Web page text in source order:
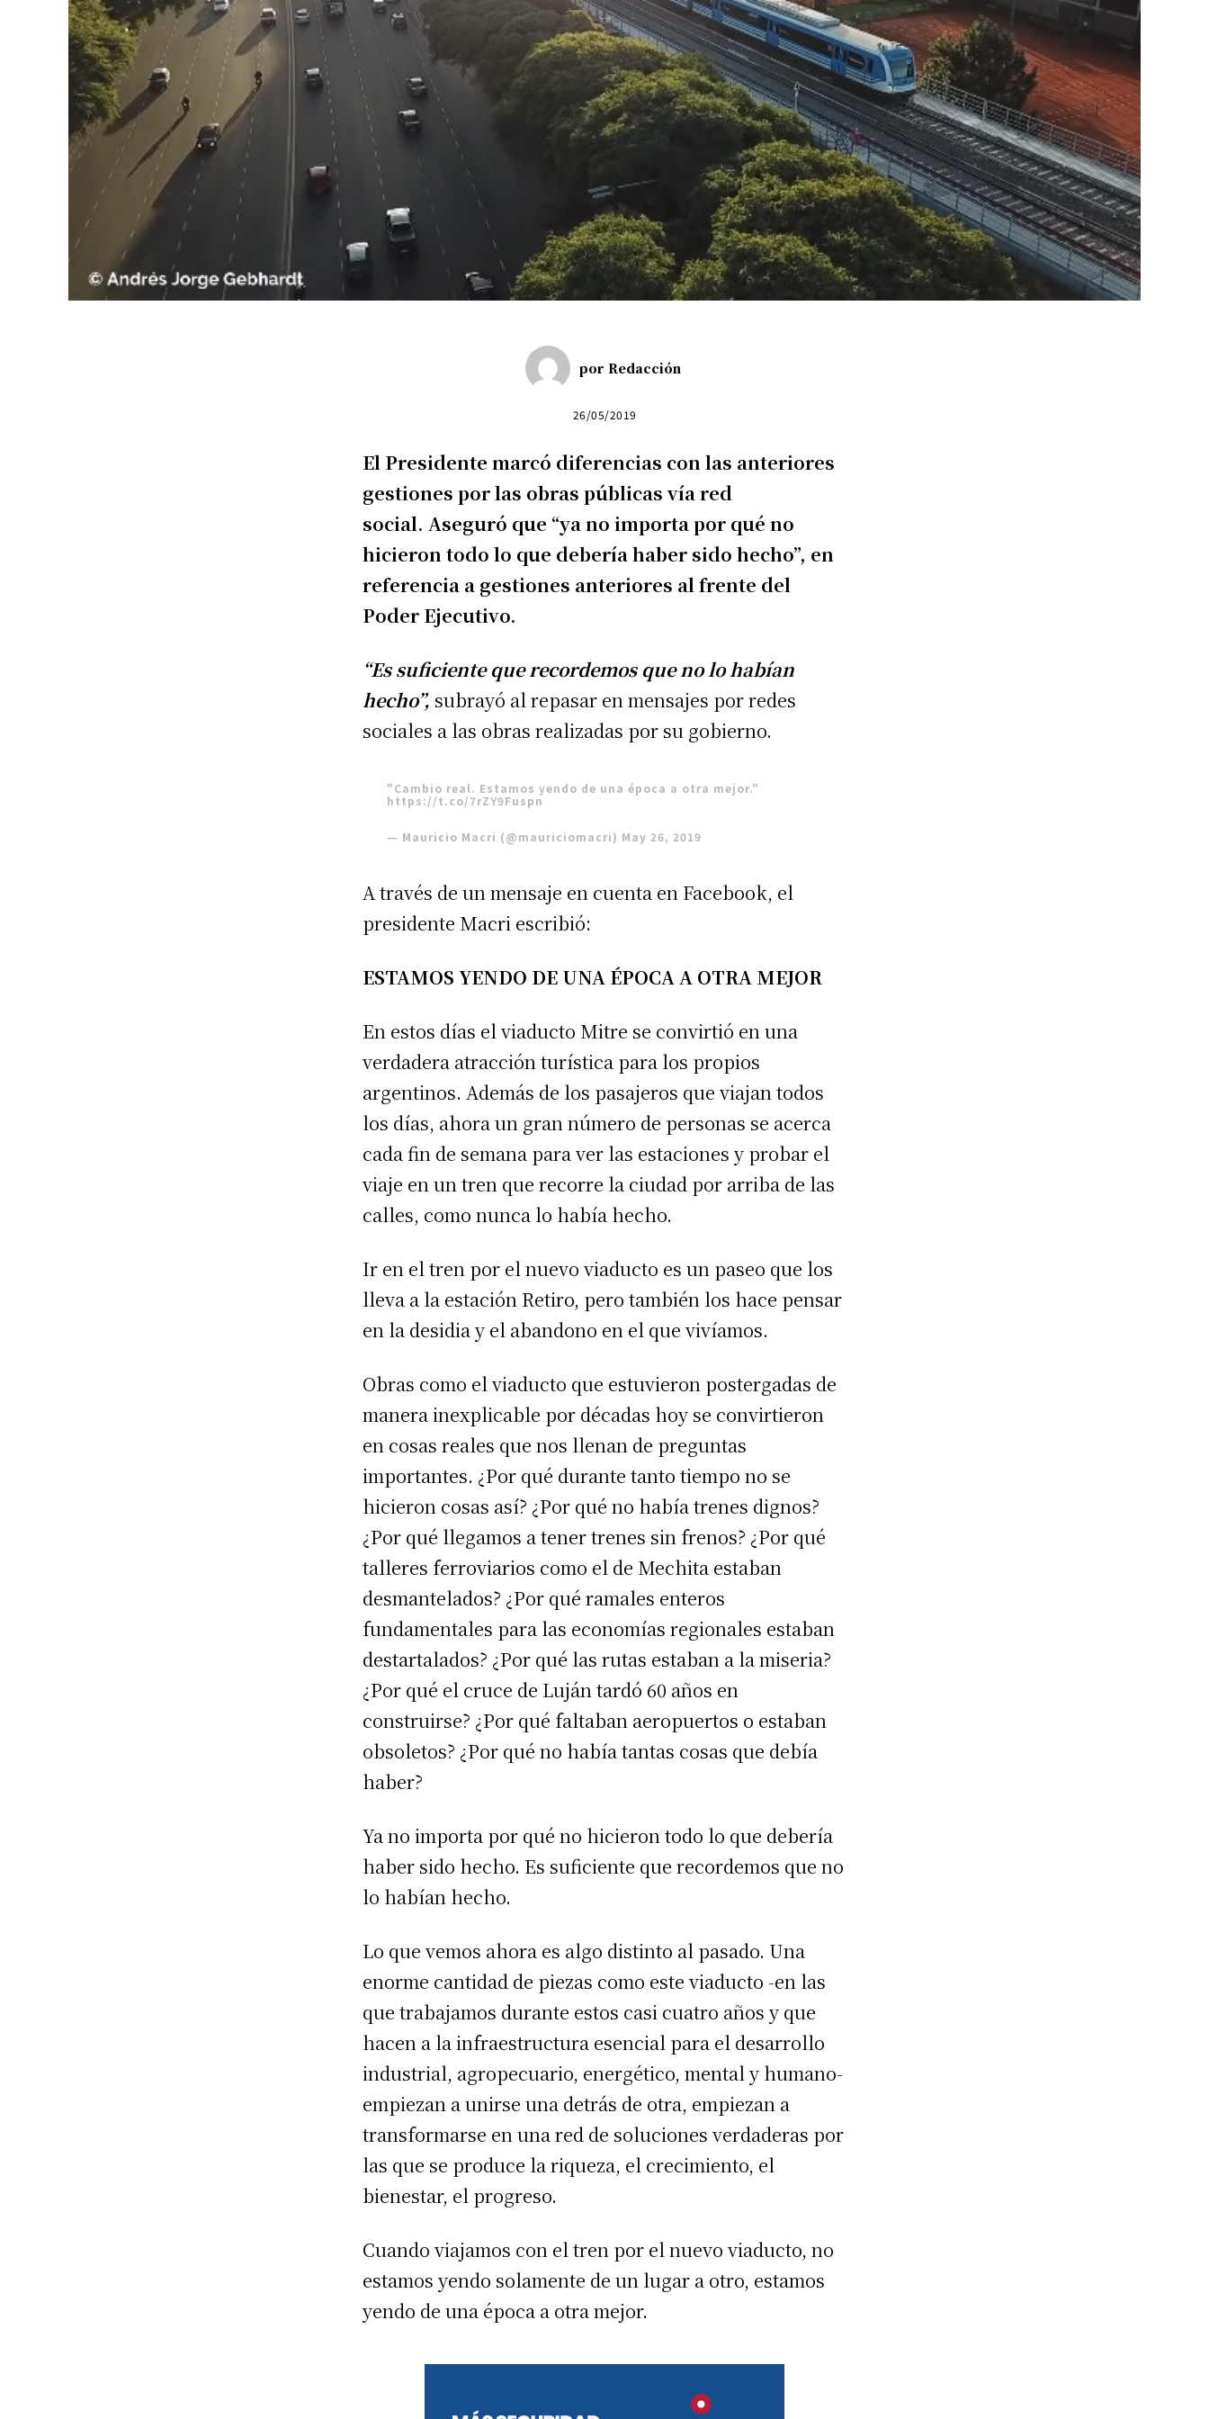
por Redacción
26/05/2019
El Presidente marcó diferencias con las anteriores
gestiones por las obras públicas vía red
social. Aseguró que “ya no importa por qué no
hicieron todo lo que debería haber sido hecho”, en
referencia a gestiones anteriores al frente del
Poder Ejecutivo.
“Es suficiente que recordemos que no lo habían
hecho”, subrayó al repasar en mensajes por redes
sociales a las obras realizadas por su gobierno.
"Cambio real. Estamos yendo de una época a otra mejor."
https://t.co/7rZY9Fuspn
— Mauricio Macri (@mauriciomacri) May 26, 2019
A través de un mensaje en cuenta en Facebook, el
presidente Macri escribió:
ESTAMOS YENDO DE UNA ÉPOCA A OTRA MEJOR
En estos días el viaducto Mitre se convirtió en una
verdadera atracción turística para los propios
argentinos. Además de los pasajeros que viajan todos
los días, ahora un gran número de personas se acerca
cada fin de semana para ver las estaciones y probar el
viaje en un tren que recorre la ciudad por arriba de las
calles, como nunca lo había hecho.
Ir en el tren por el nuevo viaducto es un paseo que los
lleva a la estación Retiro, pero también los hace pensar
en la desidia y el abandono en el que vivíamos.
Obras como el viaducto que estuvieron postergadas de
manera inexplicable por décadas hoy se convirtieron
en cosas reales que nos llenan de preguntas
importantes. ¿Por qué durante tanto tiempo no se
hicieron cosas así? ¿Por qué no había trenes dignos?
¿Por qué llegamos a tener trenes sin frenos? ¿Por qué
talleres ferroviarios como el de Mechita estaban
desmantelados? ¿Por qué ramales enteros
fundamentales para las economías regionales estaban
destartalados? ¿Por qué las rutas estaban a la miseria?
¿Por qué el cruce de Luján tardó 60 años en
construirse? ¿Por qué faltaban aeropuertos o estaban
obsoletos? ¿Por qué no había tantas cosas que debía
haber?
Ya no importa por qué no hicieron todo lo que debería
haber sido hecho. Es suficiente que recordemos que no
lo habían hecho.
Lo que vemos ahora es algo distinto al pasado. Una
enorme cantidad de piezas como este viaducto -en las
que trabajamos durante estos casi cuatro años y que
hacen a la infraestructura esencial para el desarrollo
industrial, agropecuario, energético, mental y humano-
empiezan a unirse una detrás de otra, empiezan a
transformarse en una red de soluciones verdaderas por
las que se produce la riqueza, el crecimiento, el
bienestar, el progreso.
Cuando viajamos con el tren por el nuevo viaducto, no
estamos yendo solamente de un lugar a otro, estamos
yendo de una época a otra mejor.